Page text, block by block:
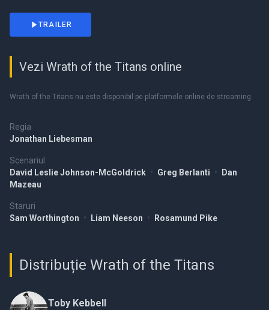
Regia
Jonathan Liebesman
Scenariul
David Leslie Johnson-McGoldrick • Greg Berlanti •
Dan
Mazeau
Staruri
Sam Worthington • Liam Neeson • Rosamund Pike
TRAILER
Vezi Wrath of the Titans online
Wrath of the Titans nu este disponibil pe platformele online de streaming.
Distribuție Wrath of the Titans
Toby Kebbell